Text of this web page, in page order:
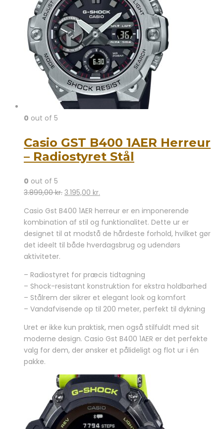
0 out of 5
Casio GST B400 1AER Herreur
– Radiostyret Stål
0 out of 5
3.899,00kr. Den
pris
var:
3.899,00 kr..
3.195,00 kr.
pris
er:
3.195,00 kr..
Casio Gst B400 1AER herreur er en imponerende
kombination af stil og funktionalitet. Dette ur er
designet til at modstå de hårdeste forhold, hvilket gør
det ideelt til både hverdagsbrug og udendørs
aktiviteter.
– Radiostyret for præcis tidtagning
– Shock-resistant konstruktion for ekstra holdbarhed
– Stålrem der sikrer et elegant look og komfort
– Vandafvisende op til 200 meter, perfekt til dykning
Uret er ikke kun praktisk, men også stilfuldt med sit
moderne design. Casio Gst B400 1AER er det perfekte
valg for dem, der ønsker et pålideligt og flot ur i én
pakke.